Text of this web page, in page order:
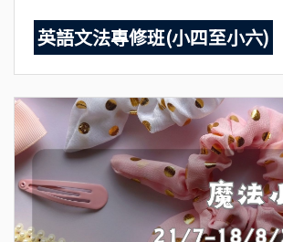
英語文法專修班(小四至小六)